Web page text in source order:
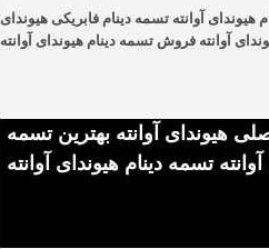
هیوندای آوانته تسمه دینام فابریکی هیوندای
آوانته فروش تسمه دینام هیوندای آوانته
هیوندای آوانته بهترین تسمه
تسمه دینام هیوندای آوانته